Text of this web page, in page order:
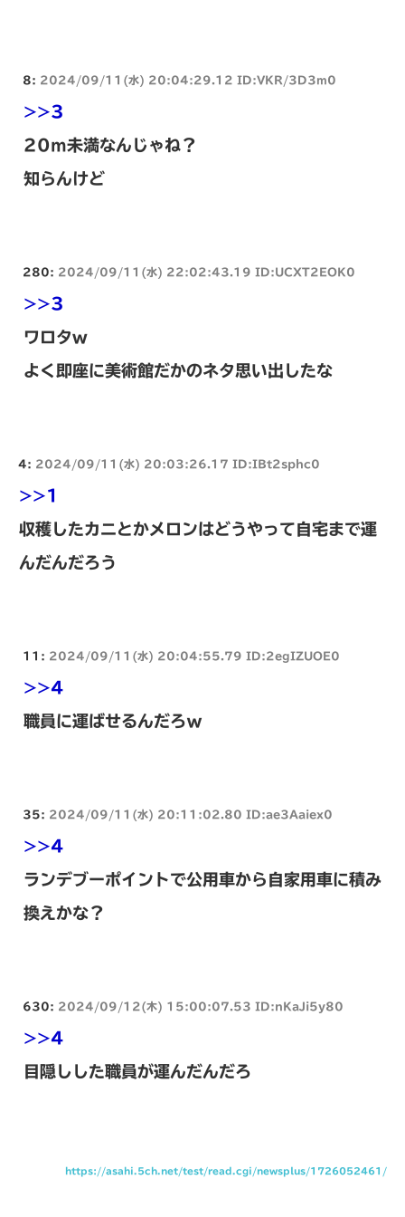
8: 2024/09/11(水) 20:04:29.12 ID:VKR/3D3m0
>>3
20m未満なんじゃね？
知らんけど
280: 2024/09/11(水) 22:02:43.19 ID:UCXT2EOK0
>>3
ワロタw
よく即座に美術館だかのネタ思い出したな
4: 2024/09/11(水) 20:03:26.17 ID:IBt2sphc0
>>1
収穫したカニとかメロンはどうやって自宅まで運
んだんだろう
11: 2024/09/11(水) 20:04:55.79 ID:2egIZUOE0
>>4
職員に運ばせるんだろｗ
35: 2024/09/11(水) 20:11:02.80 ID:ae3Aaiex0
>>4
ランデブーポイントで公用車から自家用車に積み
換えかな？
630: 2024/09/12(木) 15:00:07.53 ID:nKaJi5y80
>>4
目隠しした職員が運んだんだろ
https://asahi.5ch.net/test/read.cgi/newsplus/1726052461/